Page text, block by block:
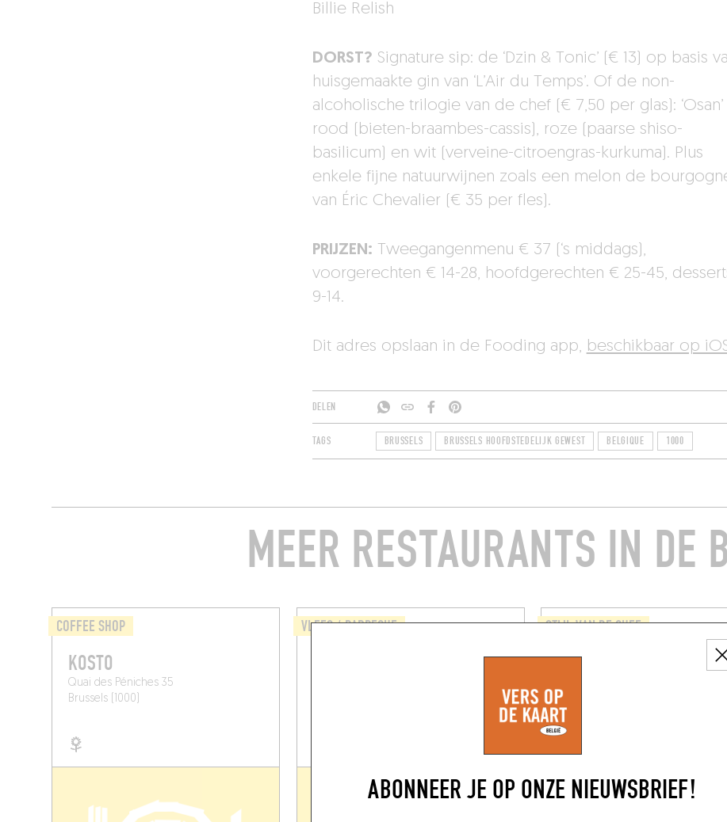
ABONNEER JE OP ONZE NIEUWSBRIEF!
Billie Relish
DORST? Signature sip: de ‘Dzin & Tonic’ (€ 13) op basis
huisgemaakte gin van ‘L’Air du Temps’. Of de non-
alcoholische trilogie van de chef (€ 7,50 per glas): ‘Osan’
rood (bieten-braambes-cassis), roze (paarse shiso-
basilicum) en wit (verveine-citroengras-kurkuma). Plus
enkele fijne natuurwijnen zoals een melon de
van Éric Chevalier (€ 35 per fles).
PRIJZEN: Tweegangenmenu € 37 (‘s middags),
voorgerechten € 14-28, hoofdgerechten € 25-45,
9-14.
Dit adres opslaan in de Fooding app, beschikbaar op
DELEN
TAGS BRUSSELS BRUSSELS HOOFDSTEDELIJK GEWEST BELGIQUE 1000
MEER RESTAURANTS IN DE
COFFEE SHOP
KOSTO
Quai des Péniches 35
Brussels (1000)
VLEES / BARBECUE STIJL VAN DE CHEF
BARGE
Brussel (1000)